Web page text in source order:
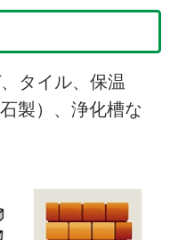
タイル、保温
製）、浄化槽な